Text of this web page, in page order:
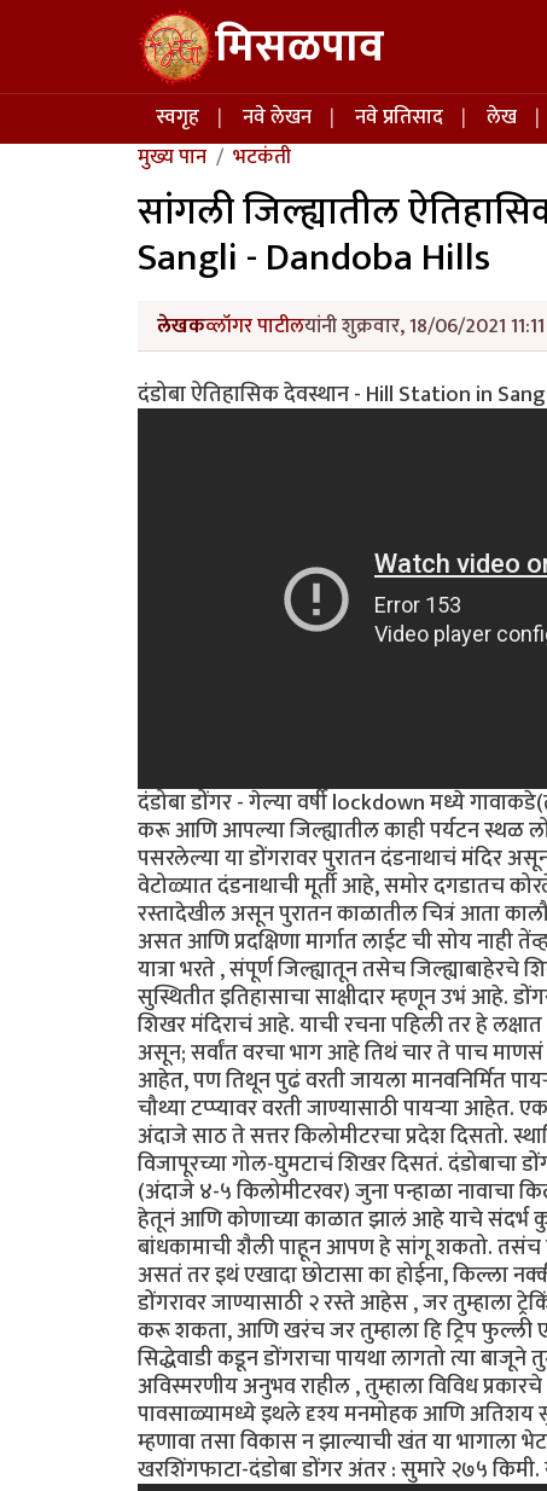
Skip to main content मिसळपाव
Main navigation
स्वगृह नवे लेखन नवे प्रतिसाद लेख
मुख्य पान
भटकंती
सांगली जिल्ह्यातील
Sangli - Dandoba Hills
लेखकव्लॉगर पाटीलयांनी शुक्रवार, 18/06/2021
दंडोबा ऐतिहासिक देवस्थान - Hill Station in
दंडोबा डोंगर - गेल्या वर्षी lockdown मध्ये
करू आणि आपल्या जिल्ह्यातील काही पर्यटन स्थळ
पसरलेल्या या डोंगरावर पुरातन दंडनाथाचं मंदिर
वेटोळ्यात दंडनाथाची मूर्ती आहे, समोर दगडातच
रस्तादेखील असून पुरातन काळातील चित्रं आता
असत आणि प्रदक्षिणा मार्गात लाईट ची सोय नाही
यात्रा भरते , संपूर्ण जिल्ह्यातून तसेच
सुस्थितीत इतिहासाचा साक्षीदार म्हणून उभं आहे.
शिखर मंदिराचं आहे. याची रचना पहिली तर हे
असून; सर्वांत वरचा भाग आहे तिथं चार ते पाच
आहेत, पण तिथून पुढं वरती जायला मानवनिर्मित
चौथ्या टप्प्यावर वरती जाण्यासाठी पायऱ्या
अंदाजे साठ ते सत्तर किलोमीटरचा प्रदेश दिसतो.
विजापूरच्या गोल-घुमटाचं शिखर दिसतं. दंडोबाचा
(अंदाजे ४-५ किलोमीटरवर) जुना पन्हाळा
हेतूनं आणि कोणाच्या काळात झालं आहे याचे संदर्भ
बांधकामाची शैली पाहून आपण हे सांगू शकतो. तसंच
असतं तर इथं एखादा छोटासा का होईना, किल्ला
डोंगरावर जाण्यासाठी २ रस्ते आहेस , जर तुम्हाला
करू शकता, आणि खरंच जर तुम्हाला हि ट्रिप
सिद्धेवाडी कडून डोंगराचा पायथा लागतो त्या
अविस्मरणीय अनुभव राहील , तुम्हाला विविध
पावसाळ्यामध्ये इथले दृश्य मनमोहक आणि अतिशय
म्हणावा तसा विकास न झाल्याची खंत या
खरशिंगफाटा-दंडोबा डोंगर अंतर : सुमारे २७५